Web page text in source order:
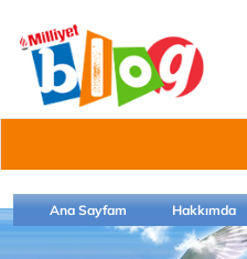
Ana Sayfam Hakkımda